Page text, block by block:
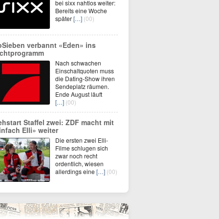
bei sixx nahtlos weiter:
Bereits eine Woche
später[…] (00)
verbannt «Eden» ins
Nach schwachen
Einschaltquoten muss
die Dating-Show ihren
Sendeplatz räumen.
Ende August läuft
[…] (00)
Staffel zwei: ZDF macht mit
Elli» weiter
Die ersten zwei Elli-
Filme schlugen sich
zwar noch recht
ordentlich, wiesen
allerdings eine […] (00)